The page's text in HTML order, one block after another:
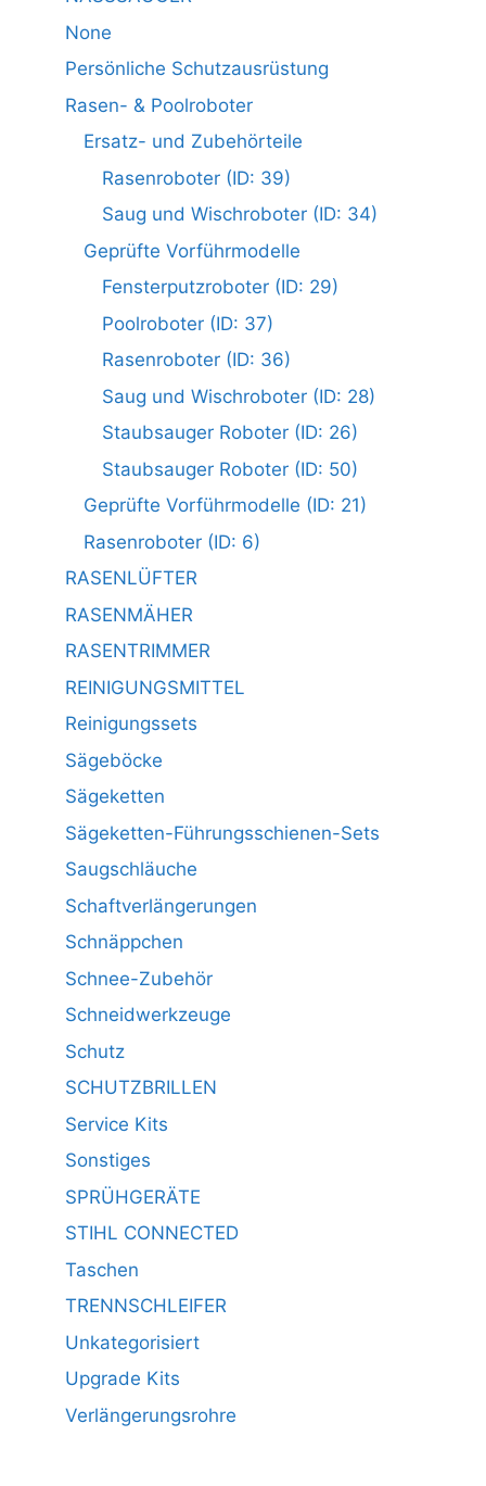
None
Persönliche Schutzausrüstung
Rasen- & Poolroboter
Ersatz- und Zubehörteile
Rasenroboter (ID: 39)
Saug und Wischroboter (ID: 34)
Geprüfte Vorführmodelle
Fensterputzroboter (ID: 29)
Poolroboter (ID: 37)
Rasenroboter (ID: 36)
Saug und Wischroboter (ID: 28)
Staubsauger Roboter (ID: 26)
Staubsauger Roboter (ID: 50)
Geprüfte Vorführmodelle (ID: 21)
Rasenroboter (ID: 6)
RASENLÜFTER
RASENMÄHER
RASENTRIMMER
REINIGUNGSMITTEL
Reinigungssets
Sägeböcke
Sägeketten
Sägeketten-Führungsschienen-Sets
Saugschläuche
Schaftverlängerungen
Schnäppchen
Schnee-Zubehör
Schneidwerkzeuge
Schutz
SCHUTZBRILLEN
Service Kits
Sonstiges
SPRÜHGERÄTE
STIHL CONNECTED
Taschen
TRENNSCHLEIFER
Unkategorisiert
Upgrade Kits
Verlängerungsrohre